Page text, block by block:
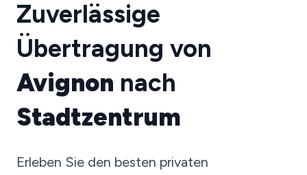
Zuverlässige
Übertragung von
Avignon nach
Stadtzentrum
Erleben Sie den besten privaten